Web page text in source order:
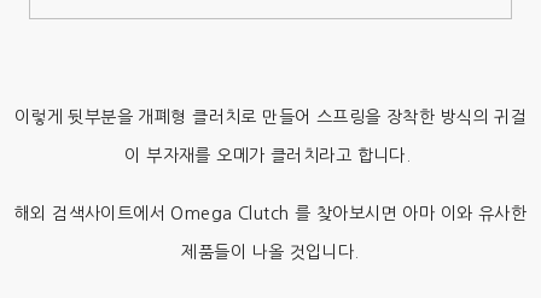
이렇게 뒷부분을 개폐형 클러치로 만들어 스프링을 장착한 방식의 귀걸
이 부자재를 오메가 클러치라고 합니다.
해외 검색사이트에서 Omega Clutch 를 찾아보시면 아마 이와 유사한
제품들이 나올 것입니다.